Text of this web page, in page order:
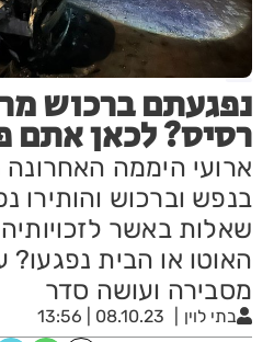
נפגעתם ברכוש
רסיס? לכאן אתם
ארועי היממה האחרונה
בנפש וברכוש והותירו
שאלות באשר
האוטו או הבית נפגעו?
מסבירה ועושה סדר
בתי לוין 08.10.23 | 13:56